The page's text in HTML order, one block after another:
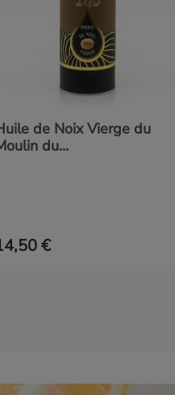
de Noix Vierge du
du...
€